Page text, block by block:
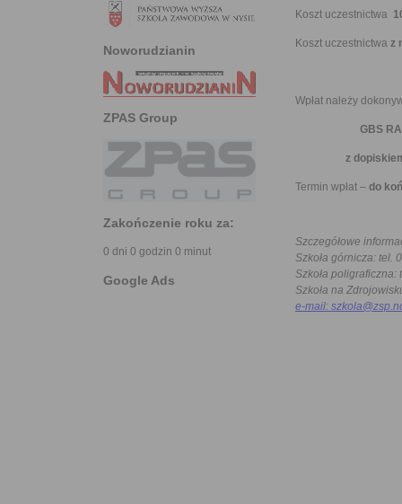
Noworudzianin
ZPAS Group
Zakończenie roku za:
0 dni 0 godzin 0 minut
Google Ads
Koszt uczestnictwa
Koszt uczestnictwa z
Wpłat należy
GBS
z
Termin wpłat – do
Szczegółowe
Szkoła górnicza: tel.
Szkoła
Szkoła na
e-mail: